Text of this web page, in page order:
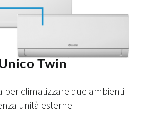
Twin
per climatizzare due ambienti
unità esterne